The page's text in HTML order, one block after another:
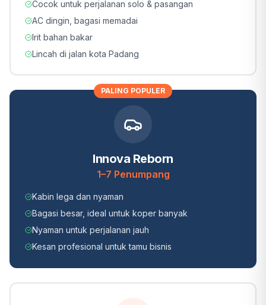
Cocok untuk perjalanan solo & pasangan
AC dingin, bagasi memadai
Irit bahan bakar
Lincah di jalan kota Padang
PALING POPULER
Innova Reborn
1–7 Penumpang
Kabin lega dan nyaman
Bagasi besar, ideal untuk koper banyak
Nyaman untuk perjalanan jauh
Kesan profesional untuk tamu bisnis